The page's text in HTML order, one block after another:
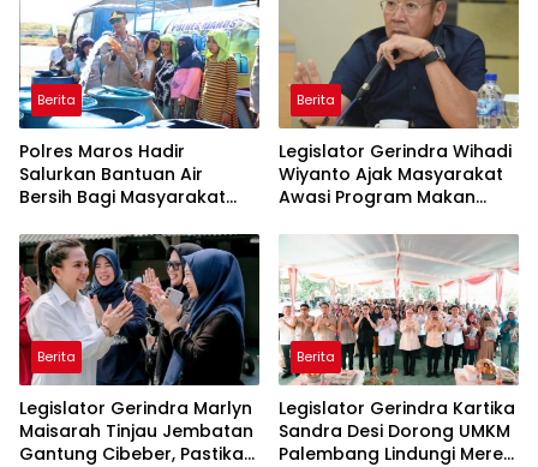
Berita
Polres Maros Hadir
Salurkan Bantuan Air
Bersih Bagi Masyarakat
Di Maros
Berita
Legislator Gerindra Wihadi
Wiyanto Ajak Masyarakat
Awasi Program Makan
Sasaran
Berita
Legislator Gerindra Marlyn
Maisarah Tinjau Jembatan
Gantung Cibeber, Pastikan
Berita
Legislator Gerindra Kartika
Sandra Desi Dorong UMKM
Palembang Lindungi Merek